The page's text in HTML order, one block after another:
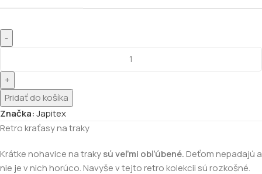
Pridať do košíka
Značka:Japitex
Retro kraťasy na traky
Krátke nohavice na trakysú veľmi obľúbené.Deťom nepadajú a
nie je v nich horúco. Navyše v tejto retro kolekcii sú rozkošné.